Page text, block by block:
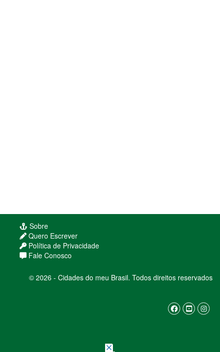
Sobre
Quero Escrever
Política de Privacidade
Fale Conosco
© 2026 - Cidades do meu Brasil. Todos direitos reservados